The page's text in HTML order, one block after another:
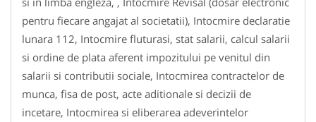
pentru fiecare angajat al societatii), Intocmire declaratie
lunara 112, Intocmire fluturasi, stat salarii, calcul salarii
si ordine de plata aferent impozitului pe venitul din
salarii si contributii sociale, Intocmirea contractelor de
munca, fisa de post, acte aditionale si decizii de
incetare, Intocmirea si eliberarea adeverintelor